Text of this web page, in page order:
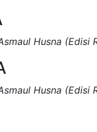
Husna (Edisi
Husna (Edisi